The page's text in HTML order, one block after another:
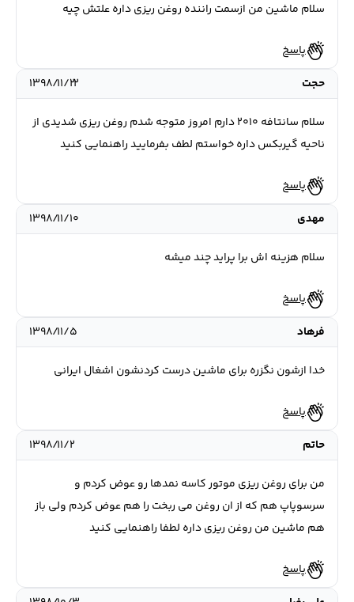
سلام ماشین من ازسمت راننده روغن ریزی داره علتش چیه
پاسخ
حجت
۱۳۹۸/۱۱/۲۲
سلام سانتافه ۲۰۱۰ دارم امروز متوجه شدم روغن ریزی شدیدی از
ناحیه گیربکس داره خواستم لطف بفرمایید راهنمایی کنید
پاسخ
مهدی
۱۳۹۸/۱۱/۱۰
سلام هزینه اش برا پراید چند میشه
پاسخ
فرهاد
۱۳۹۸/۱۱/۵
خدا ازشون نگزره برای ماشین درست کردنشون اشغال ایرانی
پاسخ
حاتم
۱۳۹۸/۱۱/۲
من برای روغن ریزی موتور کاسه نمدها رو عوض کردم و
سرسوپاپ هم که از ان روغن می ربخت را هم عوض کردم ولی باز
هم ماشین من روغن ریزی داره لطفا راهنمایی کنید
پاسخ